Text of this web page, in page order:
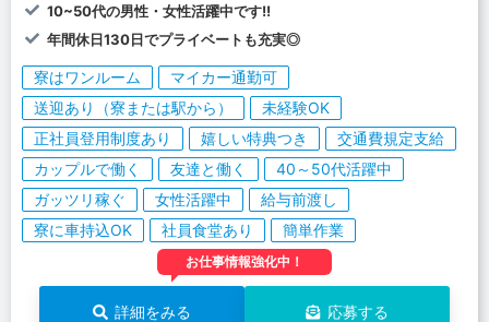
10~50代の男性・女性活躍中です!!
年間休日130日でプライベートも充実◎
寮はワンルーム
マイカー通勤可
送迎あり（寮または駅から）
未経験OK
正社員登用制度あり
嬉しい特典つき
交通費規定支給
カップルで働く
友達と働く
40～50代活躍中
ガッツリ稼ぐ
女性活躍中
給与前渡し
寮に車持込OK
社員食堂あり 簡単作業
お仕事情報強化中！
詳細をみる 応募する